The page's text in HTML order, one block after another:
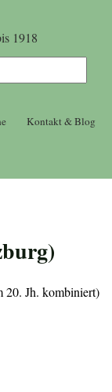
1918
Kontakt & Blog
20. Jh. kombiniert)